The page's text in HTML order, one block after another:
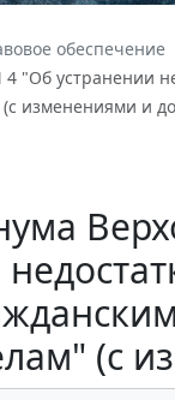
обеспечение
"Об устранении
изменениями и
(с